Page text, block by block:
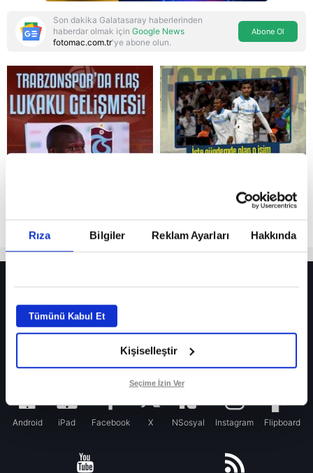
Rıza Bilgiler Reklam Ayarları Hakkında
Tümünü Kabul Et
Kişiselleştir
Seçime İzin Ver
Reddet
Son dakika Galatasaray haberlerinden
haberdar olmak için Google News
fotomac.com.tr'ye abone olun.
Abone Ol
Fenerbahçe’de sürpriz ayrılık ihtimali! Devre arasında gelmişti
Fenerbahçe’nin yeni transferi Mason Greenwood için olay sözler!
Galatasaray’da rota yeniden Thiago Almada!
Android iPad Facebook X NSosyal Instagram Flipboard